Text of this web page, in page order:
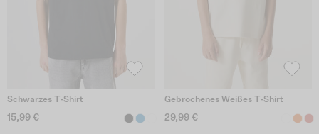
Schwarzes T-Shirt
15,99 €
Gebrochenes Weißes T-Shirt
29,99 €